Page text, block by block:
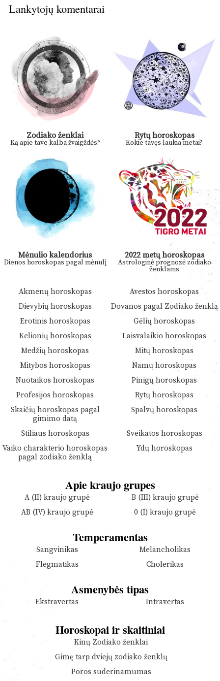
Lankytojų komentarai
Zodiako ženklai
Ką apie tave kalba žvaigždės?
Rytų horoskopas
Kokie tavęs laukia metai?
Mėnulio kalendorius
Dienos horoskopas pagal mėnulį
2022 metų horoskopas
Astrologinė prognozė zodiako
ženklams
Akmenų horoskopas
Avestos horoskopas
Dievybių horoskopas
Dovanos pagal Zodiako ženklą
Erotinis horoskopas
Gėlių horoskopas
Kelionių horoskopas
Laisvalaikio horoskopas
Medžių horoskopas
Mitų horoskopas
Mitybos horoskopas
Namų horoskopas
Nuotaikos horoskopas
Pinigų horoskopas
Profesijos horoskopas
Rytų horoskopas
Skaičių horoskopas pagal
gimimo datą
Spalvų horoskopas
Stiliaus horoskopas
Sveikatos horoskopas
Vaiko charakterio horoskopas
pagal zodiako ženklą
Ydų horoskopas
Apie kraujo grupes
A (II) kraujo grupė
B (III) kraujo grupė
AB (IV) kraujo grupė
0 (I) kraujo grupė
Temperamentas
Sangvinikas
Melancholikas
Flegmatikas
Cholerikas
Asmenybės tipas
Ekstravertas Intravertas
Horoskopai ir skaitiniai
Kinų Zodiako ženklai
Gimę tarp dviejų zodiako ženklų
Poros suderinamumas